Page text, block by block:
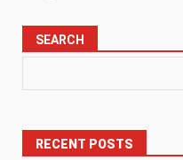
SEARCH
RECENT POSTS